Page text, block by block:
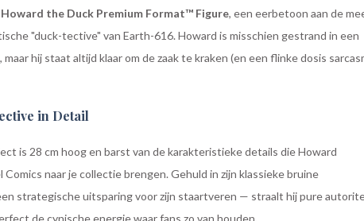
Howard the Duck Premium Format™ Figure, een eerbetoon aan de
"duck-tective" van Earth-616. Howard is misschien gestrand in een
hij staat altijd klaar om de zaak te kraken (en een flinke dosis
in Detail
is 28 cm hoog en barst van de karakteristieke details die Howard
naar je collectie brengen. Gehuld in zijn klassieke bruine
strategische uitsparing voor zijn staartveren — straalt hij pure
de cynische energie waar fans zo van houden.